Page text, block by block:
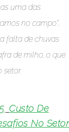
uma das
no campo”,
falta de chuvas
de milho, o que
setor.
, Custo De
No Setor